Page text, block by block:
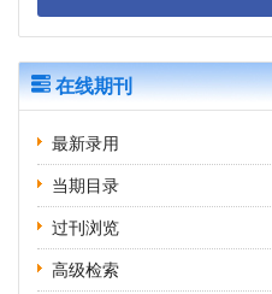
在线期刊
最新录用
当期目录
过刊浏览
高级检索